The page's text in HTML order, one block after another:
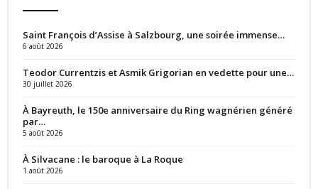
Saint François d’Assise à Salzbourg, une soirée immense…
6 août 2026
Teodor Currentzis et Asmik Grigorian en vedette pour une…
30 juillet 2026
À Bayreuth, le 150e anniversaire du Ring wagnérien généré
par…
5 août 2026
À Silvacane : le baroque à La Roque
1 août 2026